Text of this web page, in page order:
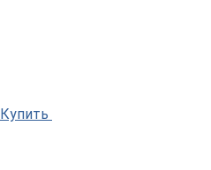
Купить